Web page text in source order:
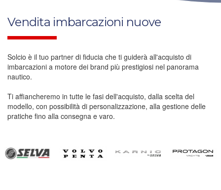
Vendita imbarcazioni nuove
Solcio è il tuo partner di fiducia che ti guiderà all'acquisto di
imbarcazioni a motore dei brand più prestigiosi nel panorama
nautico.
Ti affiancheremo in tutte le fasi dell'acquisto, dalla scelta del
modello, con possibilità di personalizzazione, alla gestione delle
pratiche fino alla consegna e varo.